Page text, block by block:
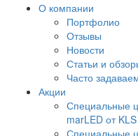
О компании
Портфолио
Отзывы
Новости
Статьи и
Часто
Акции
Специальные
marLED от